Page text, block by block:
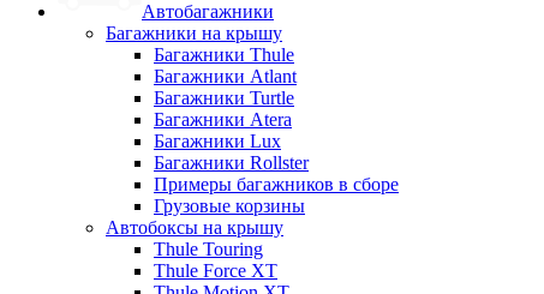
Автобагажники
Багажники на крышу
Багажники Thule
Багажники Atlant
Багажники Turtle
Багажники Atera
Багажники Lux
Багажники Rollster
Примеры багажников в сборе
Грузовые корзины
Автобоксы на крышу
Thule Touring
Thule Force XT